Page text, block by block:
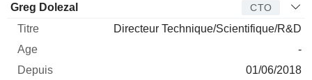
Greg Dolezal CTO
Directeur Technique/Scientifique/R&D
-
01/06/2018